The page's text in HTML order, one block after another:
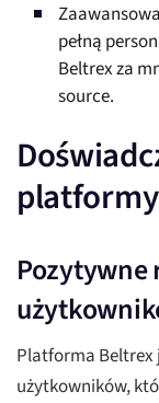
pełną
Beltrex za
source.
Pozytywne
Platforma Beltrex
użytkowników,